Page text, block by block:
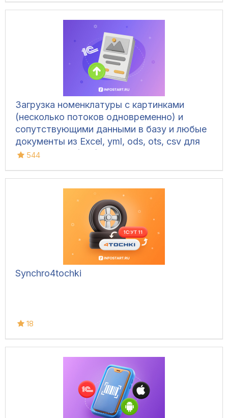
Загрузка номенклатуры c картинками
(несколько потоков одновременно) и
сопутствующими данными в базу и любые
документы из Excel, yml, ods, ots, csv для
УТ 10.3, УТ 11 (все), БП 3, КА 2, ERP 2, УНФ
544
Synchro4tochki
18